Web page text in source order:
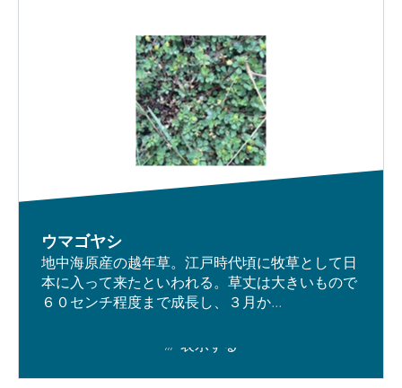
ウマゴヤシ
地中海原産の越年草。江戸時代頃に牧草として日
本に入って来たといわれる。草丈は大きいもので
６０センチ程度まで成長し、３月か...
表示する